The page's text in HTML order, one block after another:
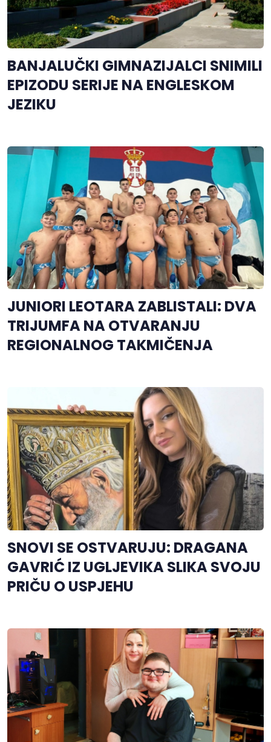
BANJALUČKI GIMNAZIJALCI SNIMILI
EPIZODU SERIJE NA ENGLESKOM
JEZIKU
JUNIORI LEOTARA ZABLISTALI: DVA
TRIJUMFA NA OTVARANJU
REGIONALNOG TAKMIČENJA
SNOVI SE OSTVARUJU: DRAGANA
GAVRIĆ IZ UGLJEVIKA SLIKA SVOJU
PRIČU O USPJEHU